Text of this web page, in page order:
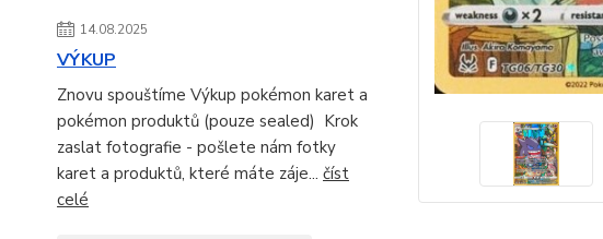
14.08.2025
VÝKUP
Znovu spouštíme Výkup pokémon karet a
pokémon produktů (pouze sealed) Krok
zaslat fotografie - pošlete nám fotky
karet a produktů, které máte záje... číst
celé